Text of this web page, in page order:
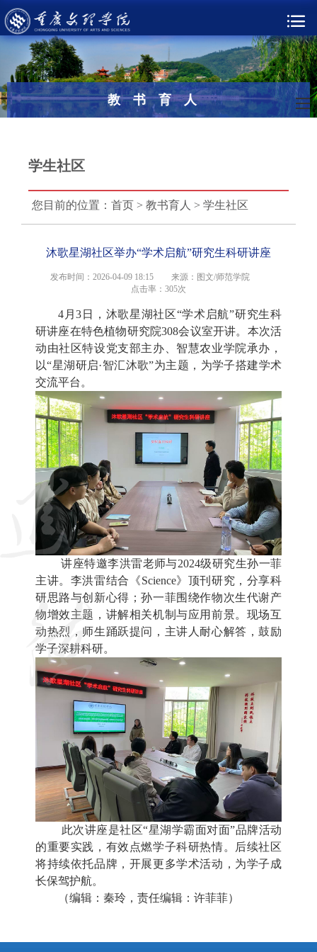
教书育人
学生社区
您目前的位置： 首页 > 教书育人 > 学生社区
沐歌星湖社区举办“学术启航”研究生科研讲座
发布时间：2026-04-09 18:15
来源：图文/师范学院
点击率： 305次
4月3日，沐歌星湖社区“学术启航”研究生科
研讲座在特色植物研究院308会议室开讲。本次活
动由社区特设党支部主办、智慧农业学院承办，
以“星湖研启·智汇沐歌”为主题，为学子搭建学术
交流平台。
讲座特邀李洪雷老师与2024级研究生孙一菲
主讲。李洪雷结合《Science》顶刊研究，分享科
研思路与创新心得；孙一菲围绕作物次生代谢产
物增效主题，讲解相关机制与应用前景。现场互
动热烈，师生踊跃提问，主讲人耐心解答，鼓励
学子深耕科研。
此次讲座是社区“星湖学霸面对面”品牌活动
的重要实践，有效点燃学子科研热情。后续社区
将持续依托品牌，开展更多学术活动，为学子成
长保驾护航。
（编辑：秦玲，责任编辑：许菲菲）